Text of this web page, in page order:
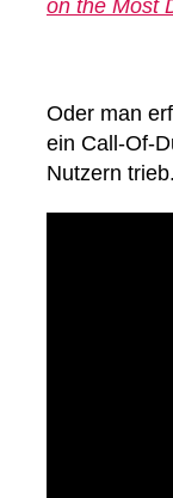
on the Most
Oder man
ein Call-Of-
Nutzern trieb.